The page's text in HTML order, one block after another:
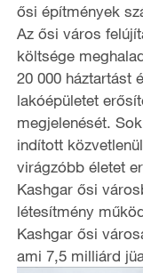
ősi építmények
Az ősi város
költsége
20 000 háztartást
lakóépületet
megjelenését.
indított
virágzóbb életet
Kashgar ősi
létesítmény
Kashgar ősi
ami 7,5 milliárd